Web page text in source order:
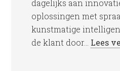
dagelijks aan
oplossingen met
kunstmatige
de klant door... Lees